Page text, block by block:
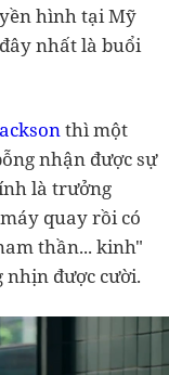
hình tại Mỹ
nhất là buổi
thì một
nhận được sự
là trưởng
quay rồi có
thần... kinh"
nhịn được cười.